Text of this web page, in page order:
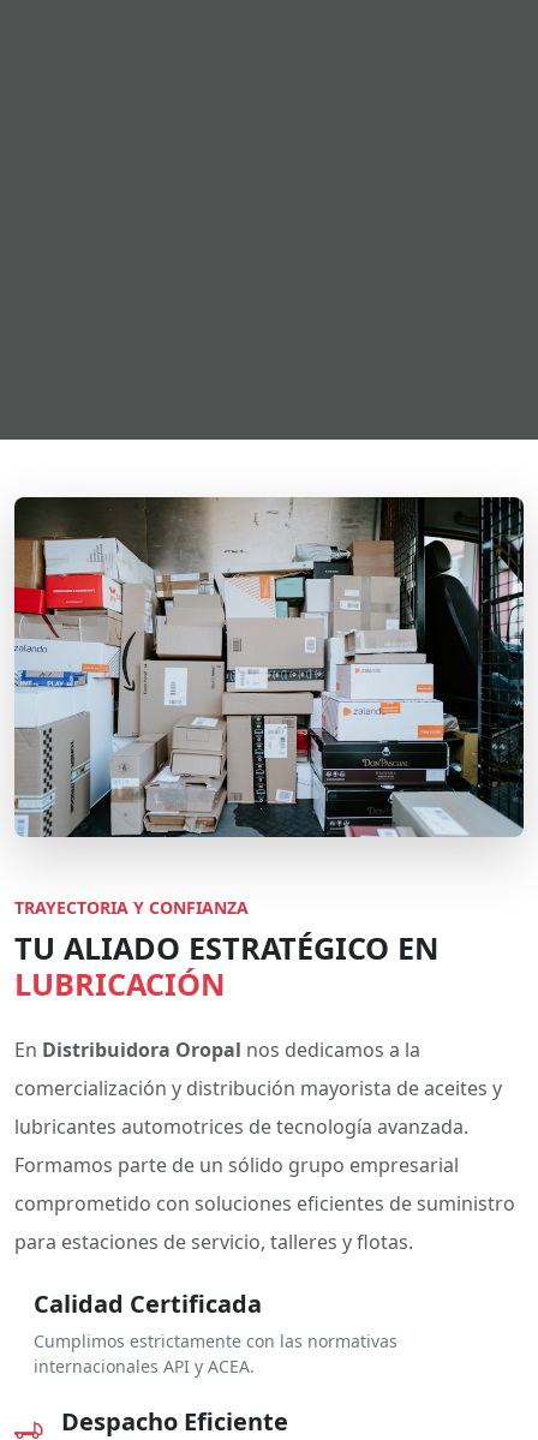
TRAYECTORIA Y CONFIANZA
TU ALIADO ESTRATÉGICO EN
LUBRICACIÓN
En Distribuidora Oropal nos dedicamos a la
comercialización y distribución mayorista de aceites y
lubricantes automotrices de tecnología avanzada.
Formamos parte de un sólido grupo empresarial
comprometido con soluciones eficientes de suministro
para estaciones de servicio, talleres y flotas.
Calidad Certificada
Cumplimos estrictamente con las normativas
internacionales API y ACEA.
Despacho Eficiente